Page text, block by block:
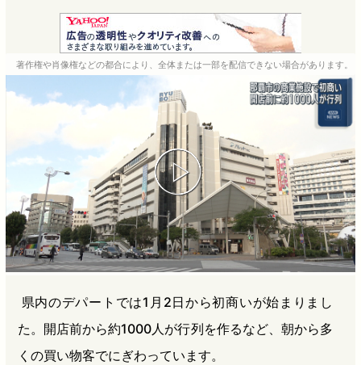
a
c
e
o
a
t
e
a
i
n
e
h
r
e
d
s
著作権や肖像権などの都合により、全体または一部を配信できない場合があります。
県内のデパートでは1月2日から初商いが始まりまし
た。開店前から約1000人が行列を作るなど、朝から多
くの買い物客でにぎわっています。